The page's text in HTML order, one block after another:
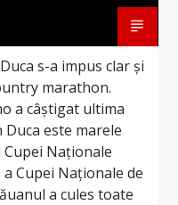
s-a impus clar și
marathon.
a câștigat ultima
Duca este marele
Naționale
Cupei Naționale de
a cules toate